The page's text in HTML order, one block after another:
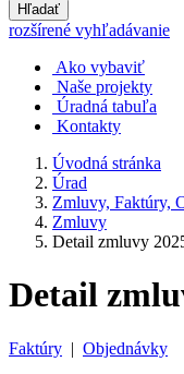
Hľadať
rozšírené vyhľadávanie
Ako vybaviť
Naše projekty
Úradná tabuľa
Kontakty
Úvodná stránka
Úrad
Zmluvy, Faktúry,
Zmluvy
Detail zmluvy
Detail
Faktúry | Objednávky